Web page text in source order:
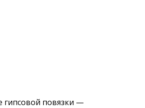
гипсовой повязки —